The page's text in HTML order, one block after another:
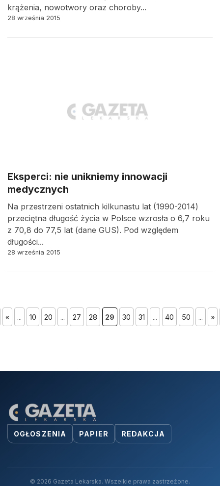
krążenia, nowotwory oraz choroby...
28 września 2015
Eksperci: nie unikniemy innowacji
medycznych
Na przestrzeni ostatnich kilkunastu lat (1990-2014)
przeciętna długość życia w Polsce wzrosła o 6,7 roku
z 70,8 do 77,5 lat (dane GUS). Pod względem
długości...
28 września 2015
« ... 10 20 ... 27 28 29 30 31 ... 40 50 ... »
OGŁOSZENIA PAPIER REDAKCJA
© 2026 Gazeta Lekarska. Wszelkie prawa zastrzeżone.